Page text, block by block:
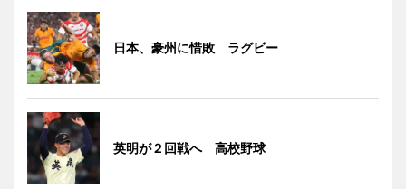
日本、豪州に惜敗 ラグビー
英明が２回戦へ 高校野球